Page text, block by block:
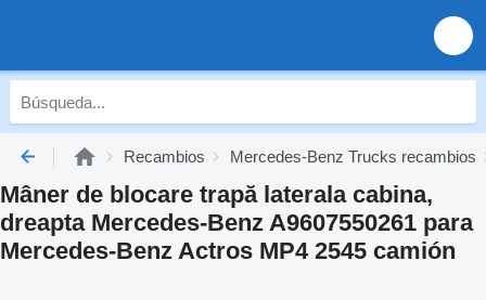
Recambios Mercedes-Benz Trucks recambios
Mâner de blocare trapă laterala cabina,
dreapta Mercedes-Benz A9607550261 para
Mercedes-Benz Actros MP4 2545 camión